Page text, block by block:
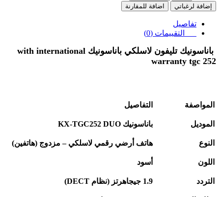
إضافة لرغباتي
اضافة للمقارنة
تفاصيل
التقييمات (0)
باناسونيك تليفون لاسلكي باناسونيك with international
warranty tgc 252
المواصفة التفاصيل
الموديل باناسونيك
النوع هاتف أرضي رقمي لاسلكي – مزدوج (هاتفين)
اللون أسود
التردد 1.9 جيجاهرتز (نظام